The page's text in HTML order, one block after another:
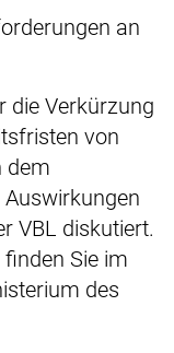
an
die Verkürzung
von
dem
VBL diskutiert.
Sie im
des